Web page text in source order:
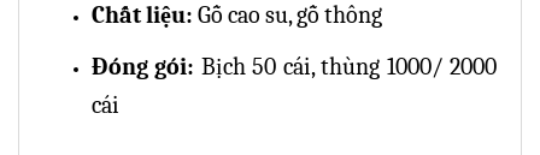
Chất liệu: Gỗ cao su, gỗ thông
Đóng gói: Bịch 50 cái, thùng 1000/ 2000
cái